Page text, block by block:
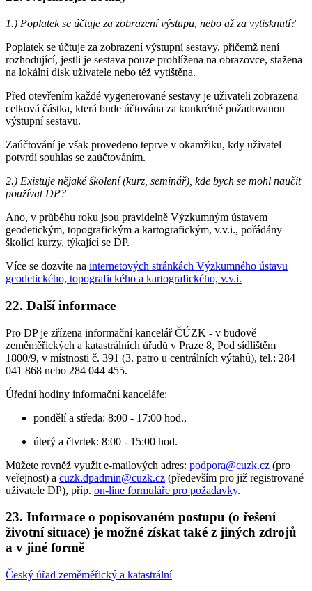
1.) Poplatek se účtuje za zobrazení výstupu, nebo až za vytisknutí?
Poplatek se účtuje za zobrazení výstupní sestavy, přičemž není
rozhodující, jestli je sestava pouze prohlížena na obrazovce, stažena
na lokální disk uživatele nebo též vytištěna.
Před otevřením každé vygenerované sestavy je uživateli zobrazena
celková částka, která bude účtována za konkrétně požadovanou
výstupní sestavu.
Zaúčtování je však provedeno teprve v okamžiku, kdy uživatel
potvrdí souhlas se zaúčtováním.
2.) Existuje nějaké školení (kurz, seminář), kde bych se mohl naučit
používat DP?
Ano, v průběhu roku jsou pravidelně Výzkumným ústavem
geodetickým, topografickým a kartografickým, v.v.i., pořádány
školící kurzy, týkající se DP.
Více se dozvíte na internetových stránkách Výzkumného ústavu
geodetického, topografického a kartografického, v.v.i.
22. Další informace
Pro DP je zřízena informační kancelář ČÚZK - v budově
zeměměřických a katastrálních úřadů v Praze 8, Pod sídlištěm
1800/9, v místnosti č. 391 (3. patro u centrálních výtahů), tel.: 284
041 868 nebo 284 044 455.
Úřední hodiny informační kanceláře:
pondělí a středa: 8:00 - 17:00 hod.,
úterý a čtvrtek: 8:00 - 15:00 hod.
Můžete rovněž využít e-mailových adres: podpora@cuzk.cz (pro
veřejnost) a cuzk.dpadmin@cuzk.cz (především pro již registrované
uživatele DP), příp. on-line formuláře pro požadavky.
23. Informace o popisovaném postupu (o řešení
životní situace) je možné získat také z jiných zdrojů
a v jiné formě
Český úřad zeměměřický a katastrální